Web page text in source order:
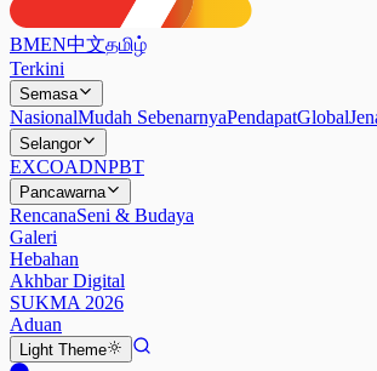
BMEN中文தமிழ்
Terkini
Semasa
NasionalMudah SebenarnyaPendapatGlobal
Selangor
EXCOADNPBT
Pancawarna
RencanaSeni & Budaya
Galeri
Hebahan
Akhbar Digital
SUKMA 2026
Aduan
Light Theme